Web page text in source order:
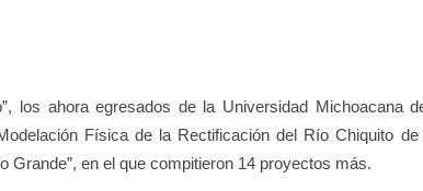
los ahora egresados de la Universidad Michoacana
Física de la Rectificación del Río Chiquito
Grande”, en el que compitieron 14 proyectos más.